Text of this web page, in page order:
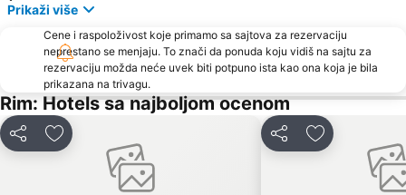
San Giovanni
San Saba
Basilica di San Paolo Fuori le Mura
Della Vittoria
Via Condotti
Trevi
Barberini
Palazzetto dello Sport
Maccarese
Ostia Antica
Via Aurelia - Roma
Prikaži više
Cene i raspoloživost koje primamo sa sajtova za rezervaciju
neprestano se menjaju. To znači da ponuda koju vidiš na sajtu za
rezervaciju možda neće uvek biti potpuno ista kao ona koja je bila
prikazana na trivagu.
Rim: Hotels sa najboljom ocenom
Deli Dodati u favorite Deli Dodati u